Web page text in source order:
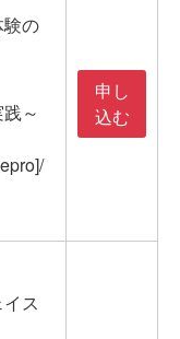
の
～
申し
込む
ス